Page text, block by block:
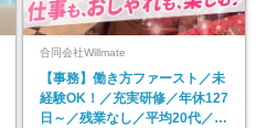
合同会社Willmate
【事務】働き方ファースト／未
経験OK！／充実研修／年休127
日～／残業なし／平均20代／リ